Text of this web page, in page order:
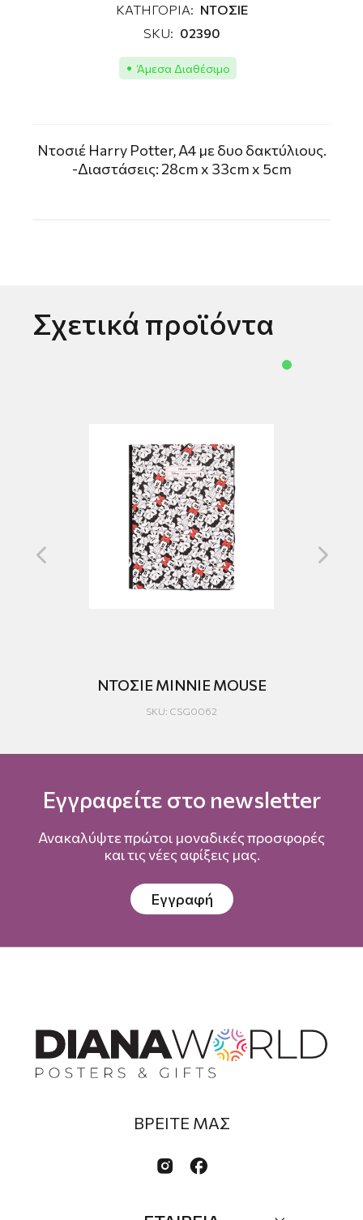
ΚΑΤΗΓΟΡΙΑ: ΝΤΟΣΙΕ
SKU: 02390
Άμεσα Διαθέσιμο
Ντοσιέ Harry Potter, A4 με δυο δακτύλιους.
-Διαστάσεις: 28cm x 33cm x 5cm
Σχετικά προϊόντα
ΝΤΟΣΙΕ MINNIE MOUSE
SKU: CSG0062
Εγγραφείτε στο newsletter
Ανακαλύψτε πρώτοι μοναδικές προσφορές
και τις νέες αφίξεις μας.
Εγγραφή
ΒΡΕΙΤΕ ΜΑΣ
 